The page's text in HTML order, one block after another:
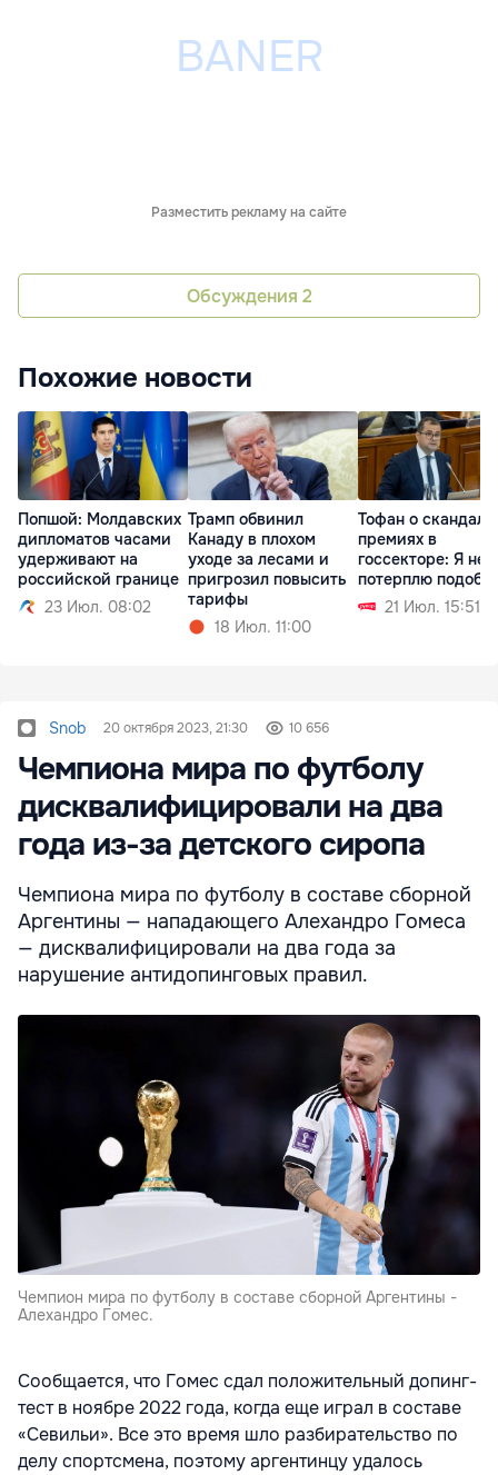
Разместить рекламу на сайте
Обсуждения 2
Похожие новости
Попшой: Молдавских
дипломатов часами
удерживают на
российской границе
23 Июл. 08:02
Трамп обвинил
Канаду в плохом
уходе за лесами и
пригрозил повысить
тарифы
18 Июл. 11:00
Тофан о
премиях в
госсекторе: Я не
потерплю
21 Июл. 15:51
Snob 20 октября 2023, 21:30 10 656
Чемпиона мира по футболу
дисквалифицировали на два
года из-за детского сиропа
Чемпиона мира по футболу в составе сборной
Аргентины — нападающего Алехандро Гомеса
— дисквалифицировали на два года за
нарушение антидопинговых правил.
Чемпион мира по футболу в составе сборной Аргентины -
Алехандро Гомес.
Сообщается, что Гомес сдал положительный допинг-
тест в ноябре 2022 года, когда еще играл в составе
«Севильи». Все это время шло разбирательство по
делу спортсмена, поэтому аргентинцу удалось